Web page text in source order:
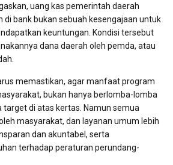
uang kas pemerintah daerah
di bank bukan sebuah kesengajaan untuk
keuntungan. Kondisi tersebut
dana daerah oleh pemda, atau
memastikan, agar manfaat program
bukan hanya berlomba-lomba
di atas kertas. Namun semua
masyarakat, dan layanan umum lebih
dan akuntabel, serta
terhadap peraturan perundang-